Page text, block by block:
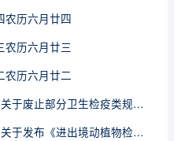
农历六月廿四
农历六月廿三
农历六月廿二
海关总署公告2026年第112号（关于废止部分卫生检疫类规范性文件的公告）
海关总署公告2026年第111号（关于发布《进出境动植物检疫处理监督管理工作规定》《进出境卫生处理监督管理工作规定》的公告）